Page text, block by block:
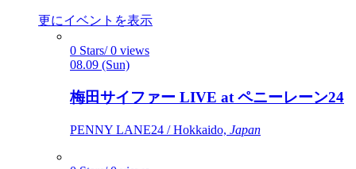
更にイベントを表示
0 Stars/ 0 views
08.09 (Sun)
梅田サイファー LIVE at ペニーレーン24
PENNY LANE24 / Hokkaido, Japan